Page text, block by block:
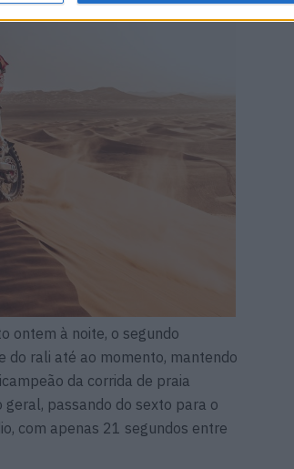
ontem à noite, o segundo
do rali até ao momento, mantendo
da corrida de praia
passando do sexto para o
com apenas 21 segundos entre